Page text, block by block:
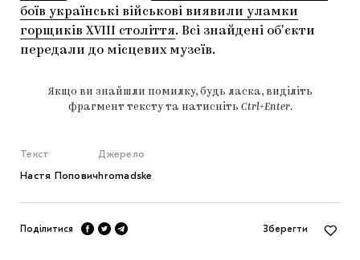
боїв українські військові виявили уламки
горщиків XVIII століття. Всі знайдені обʼєкти
передали до місцевих музеїв.
Якщо ви знайшли помилку, будь ласка, виділіть
фрагмент тексту та натисніть Ctrl+Enter.
Текст
Настя Попович
Джерело
hromadske
Поділитися Зберегти